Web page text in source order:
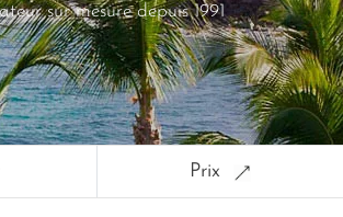
sur mesure depuis 1991
Prix